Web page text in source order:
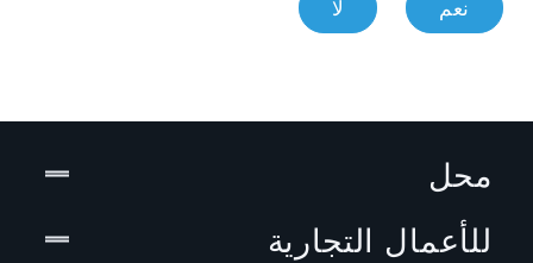
نعم لا
محل
للأعمال التجارية